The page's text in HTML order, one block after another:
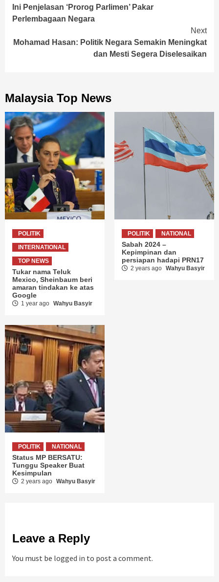
Reading
Ini Penjelasan ‘Prorog Parlimen’ Pakar
Perlembagaan Negara
Next
Mohamad Hasan: Politik Negara Semakin Meningkat
dan Mesti Segera Diselesaikan
Malaysia Top News
POLITIK
INTERNATIONAL
TOP NEWS
Tukar nama Teluk
Mexico, Sheinbaum beri
amaran tindakan ke atas
Google
1 year ago Wahyu Basyir
POLITIK NATIONAL
Sabah 2024 –
Kepimpinan dan
persiapan hadapi PRN17
2 years ago Wahyu Basyir
POLITIK NATIONAL
Status MP BERSATU:
Tunggu Speaker Buat
Kesimpulan
2 years ago Wahyu Basyir
Leave a Reply
You must be logged in to post a comment.